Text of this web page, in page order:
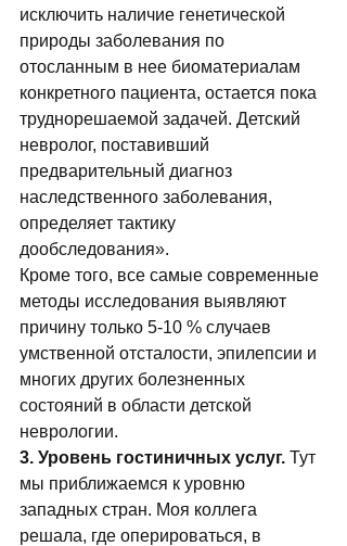
исключить наличие генетической
природы заболевания по
отосланным в нее биоматериалам
конкретного пациента, остается пока
труднорешаемой задачей. Детский
невролог, поставивший
предварительный диагноз
наследственного заболевания,
определяет тактику
дообследования».
Кроме того, все самые современные
методы исследования выявляют
причину только 5-10 % случаев
умственной отсталости, эпилепсии и
многих других болезненных
состояний в области детской
неврологии.
3. Уровень гостиничных услуг. Тут
мы приближаемся к уровню
западных стран. Моя коллега
решала, где оперироваться, в